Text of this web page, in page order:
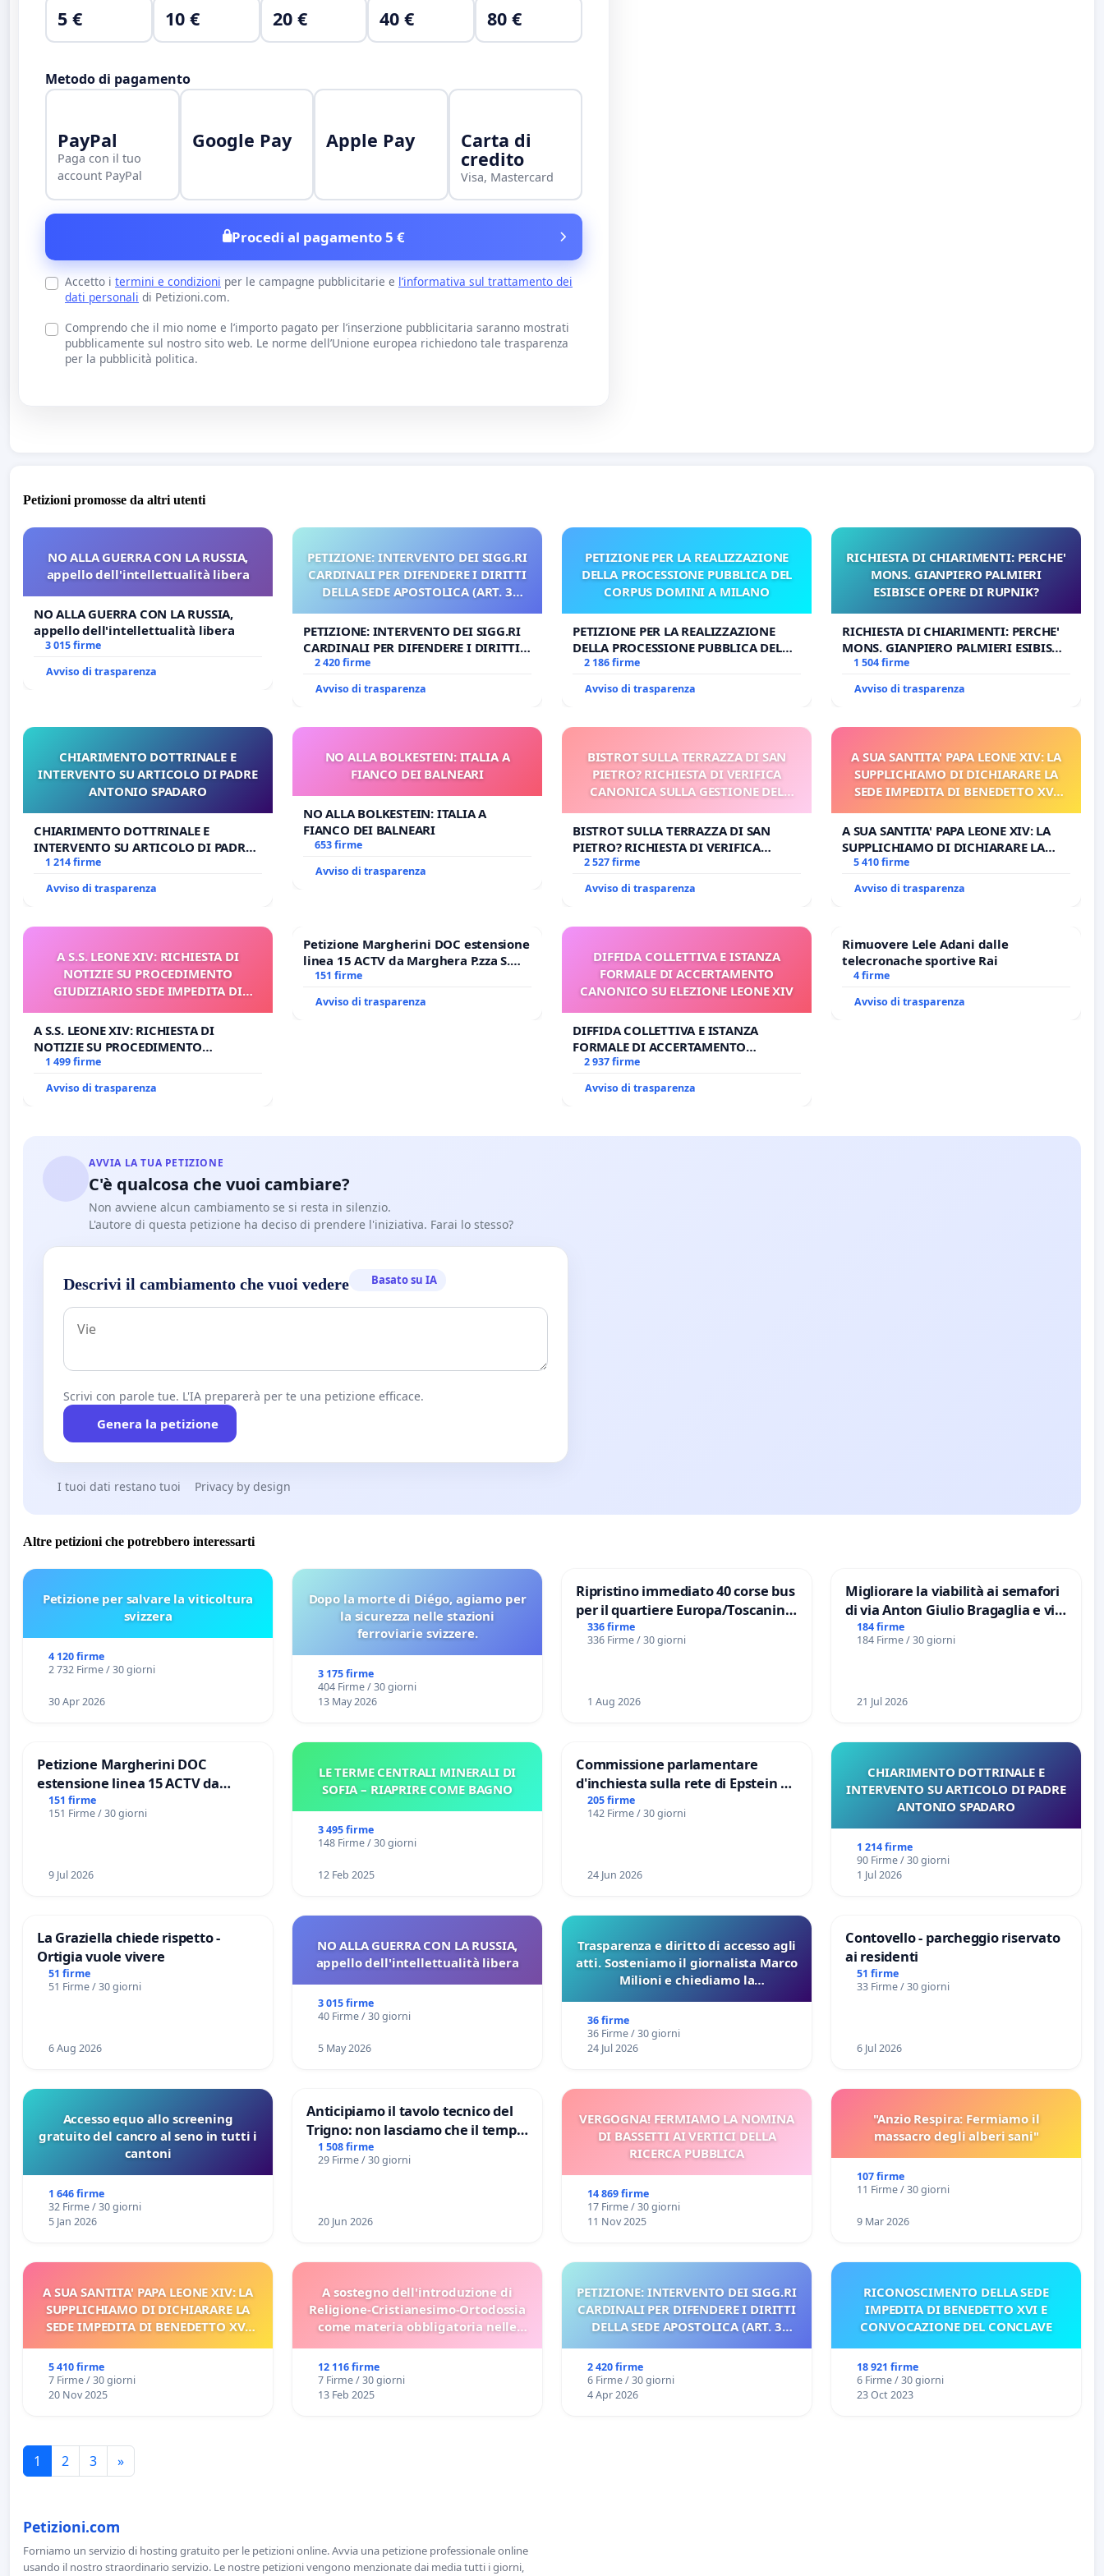
5 € 10 € 20 € 40 € 80 €
Metodo di pagamento
PayPal
Paga con il tuo
account PayPal
Google Pay Apple Pay Carta di
credito
Visa, Mastercard
Procedi al pagamento 5 €
Accetto i termini e condizioni per le campagne pubblicitarie e l’informativa sul trattamento dei
dati personali di Petizioni.com.
Comprendo che il mio nome e l’importo pagato per l’inserzione pubblicitaria saranno mostrati
pubblicamente sul nostro sito web. Le norme dell’Unione europea richiedono tale trasparenza
per la pubblicità politica.
Petizioni promosse da altri utenti
NO ALLA GUERRA CON LA RUSSIA,
appello dell'intellettualità libera
NO ALLA GUERRA CON LA RUSSIA,
appello dell'intellettualità libera
3 015 firme
Avviso di trasparenza
PETIZIONE: INTERVENTO DEI SIGG.RI
CARDINALI PER DIFENDERE I DIRITTI
DELLA SEDE APOSTOLICA (ART. 3
PETIZIONE: INTERVENTO DEI SIGG.RI
CARDINALI PER DIFENDERE I DIRITTI
DELLA SEDE APOSTOLICA (ART. 3 UDG)
2 420 firme
Avviso di trasparenza
PETIZIONE PER LA REALIZZAZIONE
DELLA PROCESSIONE PUBBLICA DEL
CORPUS DOMINI A MILANO
PETIZIONE PER LA REALIZZAZIONE
DELLA PROCESSIONE PUBBLICA DEL
CORPUS DOMINI A MILANO
2 186 firme
Avviso di trasparenza
RICHIESTA DI CHIARIMENTI: PERCHE'
MONS. GIANPIERO PALMIERI
ESIBISCE OPERE DI RUPNIK?
RICHIESTA DI CHIARIMENTI: PERCHE'
MONS. GIANPIERO PALMIERI ESIBISCE
OPERE DI RUPNIK?
1 504 firme
Avviso di trasparenza
CHIARIMENTO DOTTRINALE E
INTERVENTO SU ARTICOLO DI PADRE
ANTONIO SPADARO
CHIARIMENTO DOTTRINALE E
INTERVENTO SU ARTICOLO DI PADRE
ANTONIO SPADARO
1 214 firme
Avviso di trasparenza
NO ALLA BOLKESTEIN: ITALIA A
FIANCO DEI BALNEARI
NO ALLA BOLKESTEIN: ITALIA A
FIANCO DEI BALNEARI
653 firme
Avviso di trasparenza
BISTROT SULLA TERRAZZA DI SAN
PIETRO? RICHIESTA DI VERIFICA
CANONICA SULLA GESTIONE DEL
BISTROT SULLA TERRAZZA DI SAN
PIETRO? RICHIESTA DI VERIFICA
CANONICA SULLA GESTIONE DEL
2 527 firme
Avviso di trasparenza
A SUA SANTITA' PAPA LEONE XIV: LA
SUPPLICHIAMO DI DICHIARARE LA
SEDE IMPEDITA DI BENEDETTO XVI
PROCESSO
A SUA SANTITA' PAPA LEONE XIV: LA
SUPPLICHIAMO DI DICHIARARE LA
SEDE IMPEDITA DI BENEDETTO XVI E/O
5 410 firme
Avviso di trasparenza
A S.S. LEONE XIV: RICHIESTA DI
NOTIZIE SU PROCEDIMENTO
GIUDIZIARIO SEDE IMPEDITA DI
A S.S. LEONE XIV: RICHIESTA DI
NOTIZIE SU PROCEDIMENTO
GIUDIZIARIO SEDE IMPEDITA DI
1 499 firme
Avviso di trasparenza
Petizione Margherini DOC estensione
linea 15 ACTV da Marghera P.zza S.
Antonio all'aeroporto Marco Polo
151 firme
Avviso di trasparenza
DIFFIDA COLLETTIVA E ISTANZA
FORMALE DI ACCERTAMENTO
CANONICO SU ELEZIONE LEONE XIV
DIFFIDA COLLETTIVA E ISTANZA
FORMALE DI ACCERTAMENTO
CANONICO SU ELEZIONE LEONE XIV
2 937 firme
Avviso di trasparenza
Rimuovere Lele Adani dalle
telecronache sportive Rai
4 firme
Avviso di trasparenza
AVVIA LA TUA PETIZIONE
C'è qualcosa che vuoi cambiare?
Non avviene alcun cambiamento se si resta in silenzio.
L'autore di questa petizione ha deciso di prendere l'iniziativa. Farai lo stesso?
Descrivi il cambiamento che vuoi vedere Basato su IA
Scrivi con parole tue. L'IA preparerà per te una petizione efficace.
Genera la petizione
I tuoi dati restano tuoi Privacy by design
Altre petizioni che potrebbero interessarti
Petizione per salvare la viticoltura
svizzera
4 120 firme
2 732 Firme / 30 giorni
30 Apr 2026
Dopo la morte di Diégo, agiamo per
la sicurezza nelle stazioni
ferroviarie svizzere.
3 175 firme
404 Firme / 30 giorni
13 May 2026
Ripristino immediato 40 corse bus
per il quartiere Europa/Toscanini
di Aprilia
336 firme
336 Firme / 30 giorni
1 Aug 2026
Migliorare la viabilità ai semafori
di via Anton Giulio Bragaglia e via
Tieri XV MUNICIPIO DI ROMA
184 firme
184 Firme / 30 giorni
21 Jul 2026
Petizione Margherini DOC
estensione linea 15 ACTV da
Marghera P.zza S. Antonio
all'aeroporto Marco Polo tariffa a
151 firme
151 Firme / 30 giorni
9 Jul 2026
LE TERME CENTRALI MINERALI DI
SOFIA – RIAPRIRE COME BAGNO
3 495 firme
148 Firme / 30 giorni
12 Feb 2025
Commissione parlamentare
d'inchiesta sulla rete di Epstein e
del Mossad: verità sugli Epstein
Files
205 firme
142 Firme / 30 giorni
24 Jun 2026
CHIARIMENTO DOTTRINALE E
INTERVENTO SU ARTICOLO DI PADRE
ANTONIO SPADARO
1 214 firme
90 Firme / 30 giorni
1 Jul 2026
La Graziella chiede rispetto -
Ortigia vuole vivere
51 firme
51 Firme / 30 giorni
6 Aug 2026
NO ALLA GUERRA CON LA RUSSIA,
appello dell'intellettualità libera
3 015 firme
40 Firme / 30 giorni
5 May 2026
Trasparenza e diritto di accesso agli
atti. Sosteniamo il giornalista Marco
Milioni e chiediamo la
sulla Pedemontana Veneta
36 firme
36 Firme / 30 giorni
24 Jul 2026
Contovello - parcheggio riservato
ai residenti
51 firme
33 Firme / 30 giorni
6 Jul 2026
Accesso equo allo screening
gratuito del cancro al seno in tutti i
cantoni
1 646 firme
32 Firme / 30 giorni
5 Jan 2026
Anticipiamo il tavolo tecnico del
Trigno: non lasciamo che il tempo
rallenti le ricerche di Domenico
Racanati
1 508 firme
29 Firme / 30 giorni
20 Jun 2026
VERGOGNA! FERMIAMO LA NOMINA
DI BASSETTI AI VERTICI DELLA
RICERCA PUBBLICA
14 869 firme
17 Firme / 30 giorni
11 Nov 2025
"Anzio Respira: Fermiamo il
massacro degli alberi sani"
107 firme
11 Firme / 30 giorni
9 Mar 2026
A SUA SANTITA' PAPA LEONE XIV: LA
SUPPLICHIAMO DI DICHIARARE LA
SEDE IMPEDITA DI BENEDETTO XVI
5 410 firme
7 Firme / 30 giorni
20 Nov 2025
A sostegno dell'introduzione di
Religione-Cristianesimo-Ortodossia
come materia obbligatoria nelle
12 116 firme
7 Firme / 30 giorni
13 Feb 2025
PETIZIONE: INTERVENTO DEI SIGG.RI
CARDINALI PER DIFENDERE I DIRITTI
DELLA SEDE APOSTOLICA (ART. 3
2 420 firme
6 Firme / 30 giorni
4 Apr 2026
RICONOSCIMENTO DELLA SEDE
IMPEDITA DI BENEDETTO XVI E
CONVOCAZIONE DEL CONCLAVE
18 921 firme
6 Firme / 30 giorni
23 Oct 2023
1 2 3 »
Petizioni.com
Forniamo un servizio di hosting gratuito per le petizioni online. Avvia una petizione professionale online
usando il nostro straordinario servizio. Le nostre petizioni vengono menzionate dai media tutti i giorni,